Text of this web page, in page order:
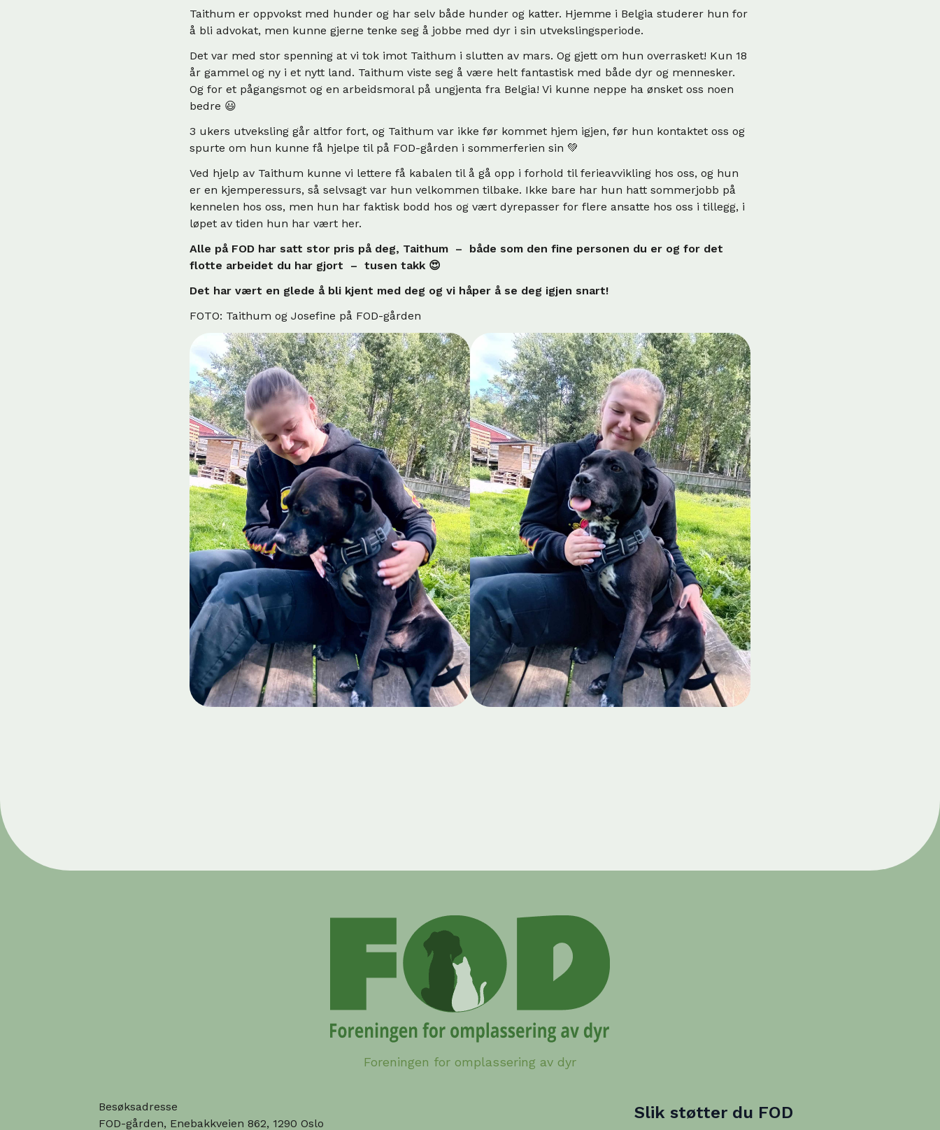
Taithum er oppvokst med hunder og har selv både hunder og katter. Hjemme i Belgia studerer hun for
å bli advokat, men kunne gjerne tenke seg å jobbe med dyr i sin utvekslingsperiode.
Det var med stor spenning at vi tok imot Taithum i slutten av mars. Og gjett om hun overrasket! Kun 18
år gammel og ny i et nytt land. Taithum viste seg å være helt fantastisk med både dyr og mennesker.
Og for et pågangsmot og en arbeidsmoral på ungjenta fra Belgia! Vi kunne neppe ha ønsket oss noen
bedre 😃
3 ukers utveksling går altfor fort, og Taithum var ikke før kommet hjem igjen, før hun kontaktet oss og
spurte om hun kunne få hjelpe til på FOD-gården i sommerferien sin 💚
Ved hjelp av Taithum kunne vi lettere få kabalen til å gå opp i forhold til ferieavvikling hos oss, og hun
er en kjemperessurs, så selvsagt var hun velkommen tilbake. Ikke bare har hun hatt sommerjobb på
kennelen hos oss, men hun har faktisk bodd hos og vært dyrepasser for flere ansatte hos oss i tillegg, i
løpet av tiden hun har vært her.
Alle på FOD har satt stor pris på deg, Taithum – både som den fine personen du er og for det
flotte arbeidet du har gjort – tusen takk 😍
Det har vært en glede å bli kjent med deg og vi håper å se deg igjen snart!
FOTO: Taithum og Josefine på FOD-gården
Foreningen for omplassering av dyr
Besøksadresse
FOD-gården, Enebakkveien 862, 1290 Oslo
Slik støtter du FOD